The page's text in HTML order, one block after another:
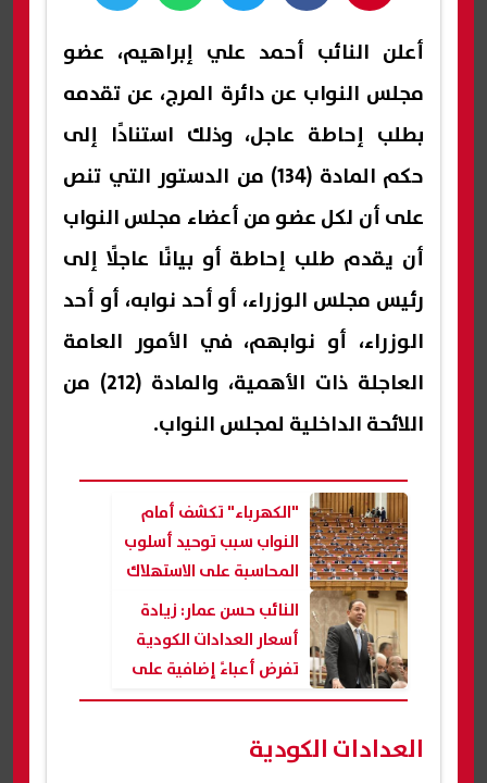
أعلن النائب أحمد علي إبراهيم، عضو
مجلس النواب عن دائرة المرج، عن تقدمه
بطلب إحاطة عاجل، وذلك استنادًا إلى
حكم المادة (134) من الدستور التي تنص
على أن لكل عضو من أعضاء مجلس النواب
أن يقدم طلب إحاطة أو بيانًا عاجلًا إلى
رئيس مجلس الوزراء، أو أحد نوابه، أو أحد
الوزراء، أو نوابهم، في الأمور العامة
العاجلة ذات الأهمية، والمادة (212) من
اللائحة الداخلية لمجلس النواب.
"الكهرباء" تكشف أمام
النواب سبب توحيد أسلوب
المحاسبة على الاستهلاك
في العدادات الكودية|
عاجل
النائب حسن عمار: زيادة
أسعار العدادات الكودية
تفرض أعباءً إضافية على
المواطنين وتستوجب إعادة
العدادات الكودية